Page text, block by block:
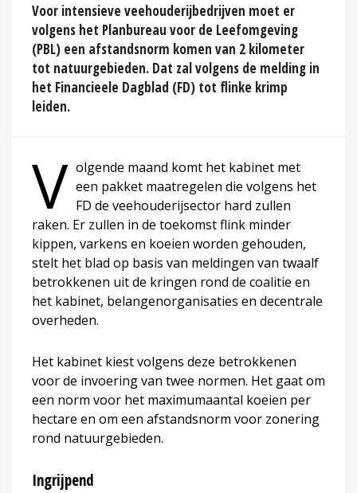
Voor intensieve veehouderijbedrijven moet er
volgens het Planbureau voor de Leefomgeving
(PBL) een afstandsnorm komen van 2 kilometer
tot natuurgebieden. Dat zal volgens de melding in
het Financieele Dagblad (FD) tot flinke krimp
leiden.
V olgende maand komt het kabinet met
een pakket maatregelen die volgens het
FD de veehouderijsector hard zullen
raken. Er zullen in de toekomst flink minder
kippen, varkens en koeien worden gehouden,
stelt het blad op basis van meldingen van twaalf
betrokkenen uit de kringen rond de coalitie en
het kabinet, belangenorganisaties en decentrale
overheden.
Het kabinet kiest volgens deze betrokkenen
voor de invoering van twee normen. Het gaat om
een norm voor het maximumaantal koeien per
hectare en om een afstandsnorm voor zonering
rond natuurgebieden.
Ingrijpend